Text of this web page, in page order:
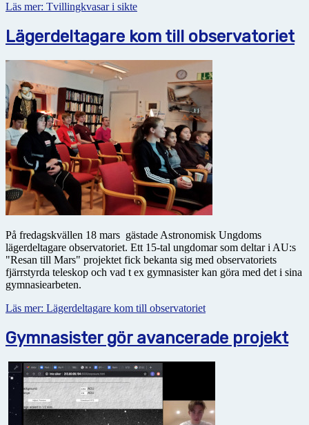
Läs mer: Tvillingkvasar i sikte
Lägerdeltagare kom till observatoriet
På fredagskvällen 18 mars gästade Astronomisk Ungdoms
lägerdeltagare observatoriet. Ett 15-tal ungdomar som deltar i AU:s
"Resan till Mars" projektet fick bekanta sig med observatoriets
fjärrstyrda teleskop och vad t ex gymnasister kan göra med det i sina
gymnasiearbeten.
Läs mer: Lägerdeltagare kom till observatoriet
Gymnasister gör avancerade projekt